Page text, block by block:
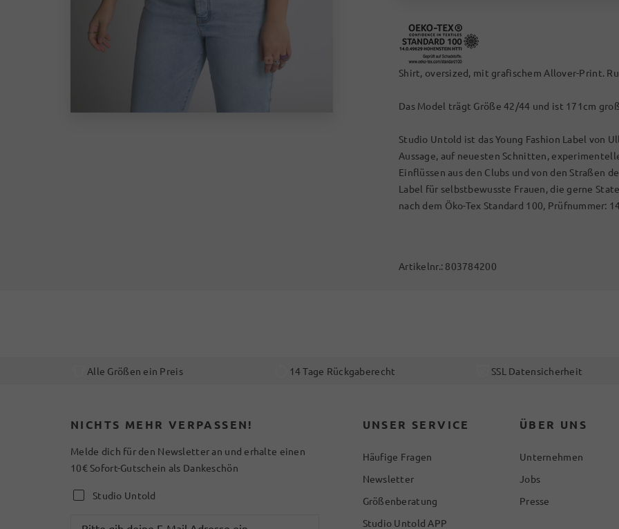
Shirt, oversized, mit grafischem Allover-Print.
Das Model trägt Größe 42/44 und ist 171cm
Studio Untold ist das Young Fashion Label von
Aussage, auf neuesten Schnitten,
Einflüssen aus den Clubs und von den Straßen
Label für selbstbewusste Frauen, die gerne
nach dem Öko-Tex Standard 100, Prüfnummer:
Artikelnr.: 803784200
Alle Größen ein Preis 14 Tage Rückgaberecht SSL Datensicherheit
NICHTS MEHR VERPASSEN!
Melde dich für den Newsletter an und erhalte einen
10€ Sofort-Gutschein als Dankeschön
Studio Untold
UNSER SERVICE
Häufige Fragen
Newsletter
Größenberatung
Studio Untold APP
ÜBER UNS
Unternehmen
Jobs
Presse